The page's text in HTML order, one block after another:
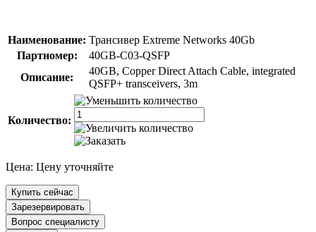
Наименование: Трансивер Extreme Networks 40Gb
Партномер:
40GB-C03-QSFP
Описание:
40GB, Copper Direct Attach Cable, integrated
QSFP+ transceivers, 3m
Количество:
Цена: Цену уточняйте
Купить сейчас
Зарезервировать
Вопрос специалисту